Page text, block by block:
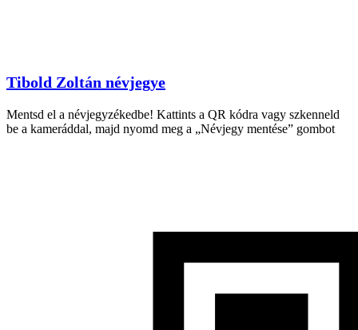
Tibold Zoltán névjegye
Mentsd el a névjegyzékedbe! Kattints a QR kódra vagy szkenneld
be a kameráddal, majd nyomd meg a „Névjegy mentése” gombot